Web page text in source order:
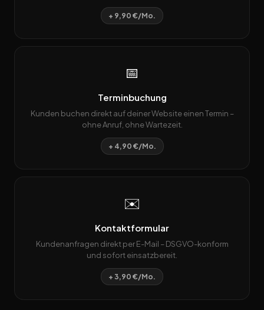
+ 9,90 €/Mo.
📅
Terminbuchung
Kunden buchen direkt auf deiner Website einen Termin –
ohne Anruf, ohne Wartezeit.
+ 4,90 €/Mo.
✉️
Kontaktformular
Kundenanfragen direkt per E-Mail – DSGVO-konform
und sofort einsatzbereit.
+ 3,90 €/Mo.